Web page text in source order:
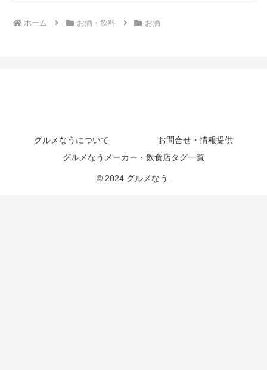
ホーム お酒・飲料 お酒
グルメなうについて
お問合せ・情報提供
グルメなうメーカー・飲食店タグ一覧
© 2024 グルメなう.